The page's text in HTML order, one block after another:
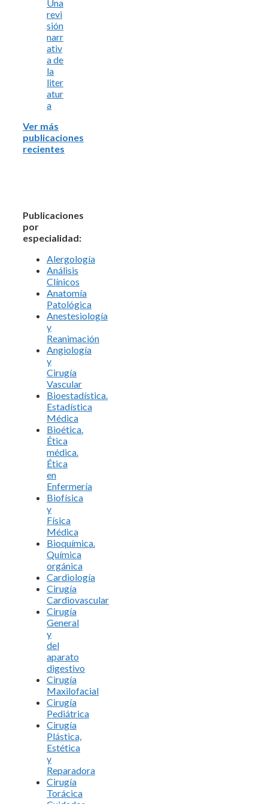
Una
revi
sión
narr
ativ
a de
la
liter
atur
a
Ver más
publicaciones
recientes
Publicaciones
por
especialidad:
Alergología
Análisis
Clínicos
Anatomía
Patológica
Anestesiología
y
Reanimación
Angiología
y
Cirugía
Vascular
Bioestadística.
Estadística
Médica
Bioética.
Ética
médica.
Ética
en
Enfermería
Biofísica
y
Física
Médica
Bioquímica.
Química
orgánica
Cardiología
Cirugía
Cardiovascular
Cirugía
General
y
del
aparato
digestivo
Cirugía
Maxilofacial
Cirugía
Pediátrica
Cirugía
Plástica,
Estética
y
Reparadora
Cirugía
Torácica